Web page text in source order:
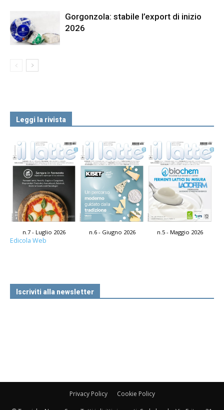
Gorgonzola: stabile l’export di inizio
2026
Leggi la rivista
n.7 - Luglio 2026 n.6 - Giugno 2026 n.5 - Maggio 2026
Edicola Web
Iscriviti alla newsletter
Privacy Policy Cookie Policy